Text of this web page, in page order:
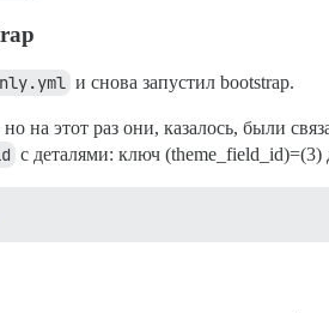
и снова запустил bootstrap.
на этот раз они, казалось, были
с деталями: ключ (theme_field_id)=(3)